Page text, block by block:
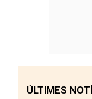
ÚLTIMES